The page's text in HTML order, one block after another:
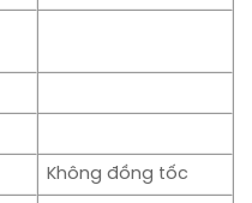
Không đồng tốc